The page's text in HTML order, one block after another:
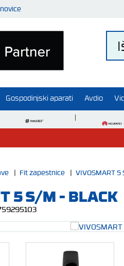
Gospodinjski aparati Avdio
| Fit zapestnice | VIVOSMART 5
5 S/M - BLACK